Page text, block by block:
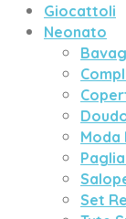
Giocattoli
Neonato
Moda
Set